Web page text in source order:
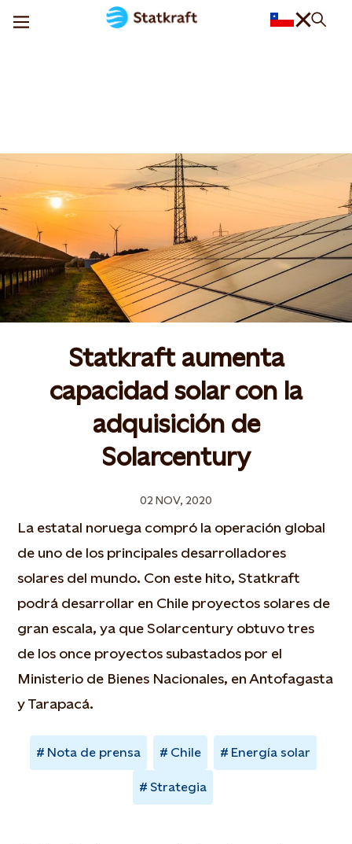
Statkraft aumenta
capacidad solar con la
adquisición de
Solarcentury
02 NOV, 2020
La estatal noruega compró la operación global
de uno de los principales desarrolladores
solares del mundo. Con este hito, Statkraft
podrá desarrollar en Chile proyectos solares de
gran escala, ya que Solarcentury obtuvo tres
de los once proyectos subastados por el
Ministerio de Bienes Nacionales, en Antofagasta
y Tarapacá.
Nota de prensa Chile Energía solar
Strategia